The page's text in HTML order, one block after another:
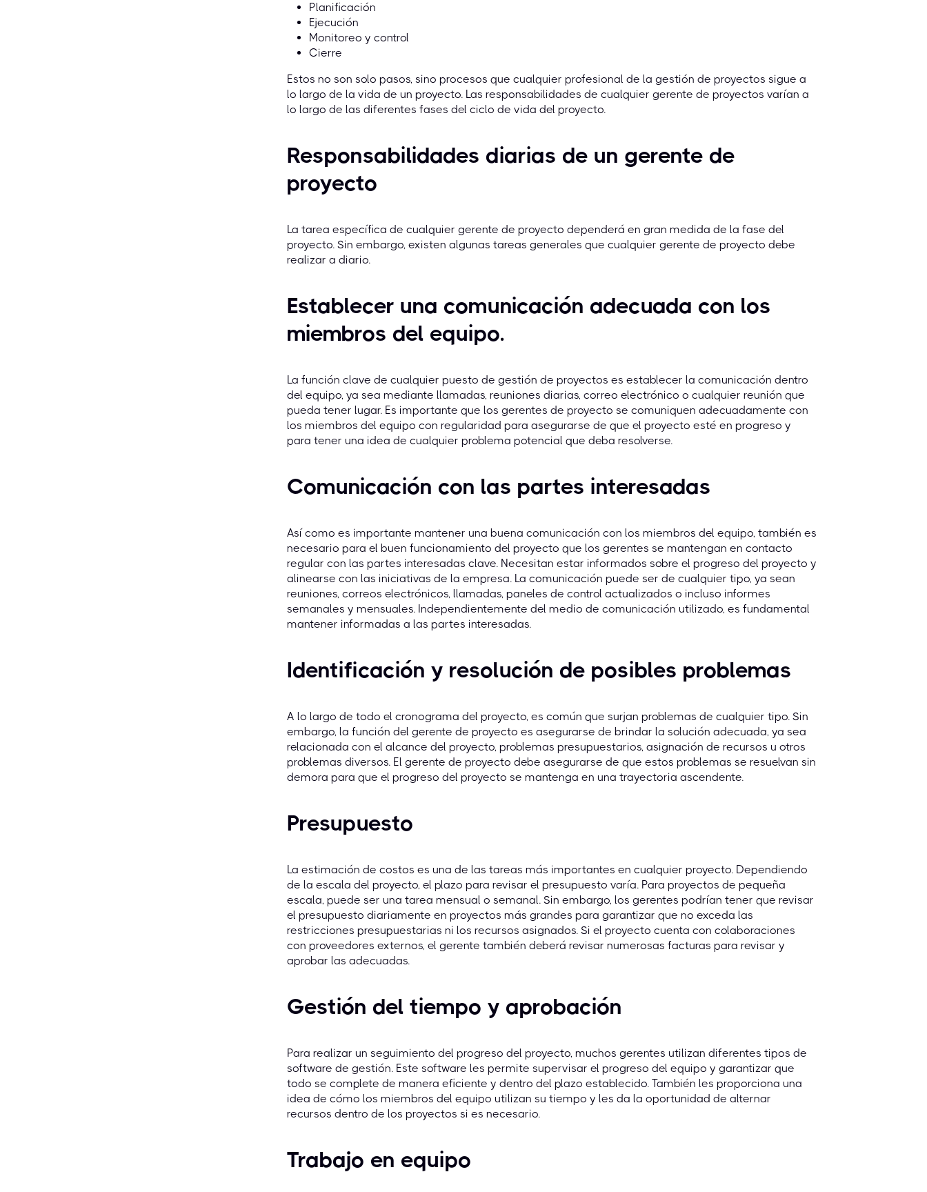
Planificación
Ejecución
Monitoreo y control
Cierre
Estos no son solo pasos, sino procesos que cualquier profesional de la gestión de proyectos sigue a
lo largo de la vida de un proyecto. Las responsabilidades de cualquier gerente de proyectos varían a
lo largo de las diferentes fases del ciclo de vida del proyecto.
Responsabilidades diarias de un gerente de
proyecto
La tarea específica de cualquier gerente de proyecto dependerá en gran medida de la fase del
proyecto. Sin embargo, existen algunas tareas generales que cualquier gerente de proyecto debe
realizar a diario.
Establecer una comunicación adecuada con los
miembros del equipo.
La función clave de cualquier puesto de gestión de proyectos es establecer la comunicación dentro
del equipo, ya sea mediante llamadas, reuniones diarias, correo electrónico o cualquier reunión que
pueda tener lugar. Es importante que los gerentes de proyecto se comuniquen adecuadamente con
los miembros del equipo con regularidad para asegurarse de que el proyecto esté en progreso y
para tener una idea de cualquier problema potencial que deba resolverse.
Comunicación con las partes interesadas
Así como es importante mantener una buena comunicación con los miembros del equipo, también es
necesario para el buen funcionamiento del proyecto que los gerentes se mantengan en contacto
regular con las partes interesadas clave. Necesitan estar informados sobre el progreso del proyecto y
alinearse con las iniciativas de la empresa. La comunicación puede ser de cualquier tipo, ya sean
reuniones, correos electrónicos, llamadas, paneles de control actualizados o incluso informes
semanales y mensuales. Independientemente del medio de comunicación utilizado, es fundamental
mantener informadas a las partes interesadas.
Identificación y resolución de posibles problemas
A lo largo de todo el cronograma del proyecto, es común que surjan problemas de cualquier tipo. Sin
embargo, la función del gerente de proyecto es asegurarse de brindar la solución adecuada, ya sea
relacionada con el alcance del proyecto, problemas presupuestarios, asignación de recursos u otros
problemas diversos. El gerente de proyecto debe asegurarse de que estos problemas se resuelvan sin
demora para que el progreso del proyecto se mantenga en una trayectoria ascendente.
Presupuesto
La estimación de costos es una de las tareas más importantes en cualquier proyecto. Dependiendo
de la escala del proyecto, el plazo para revisar el presupuesto varía. Para proyectos de pequeña
escala, puede ser una tarea mensual o semanal. Sin embargo, los gerentes podrían tener que revisar
el presupuesto diariamente en proyectos más grandes para garantizar que no exceda las
restricciones presupuestarias ni los recursos asignados. Si el proyecto cuenta con colaboraciones
con proveedores externos, el gerente también deberá revisar numerosas facturas para revisar y
aprobar las adecuadas.
Gestión del tiempo y aprobación
Para realizar un seguimiento del progreso del proyecto, muchos gerentes utilizan diferentes tipos de
software de gestión. Este software les permite supervisar el progreso del equipo y garantizar que
todo se complete de manera eficiente y dentro del plazo establecido. También les proporciona una
idea de cómo los miembros del equipo utilizan su tiempo y les da la oportunidad de alternar
recursos dentro de los proyectos si es necesario.
Trabajo en equipo